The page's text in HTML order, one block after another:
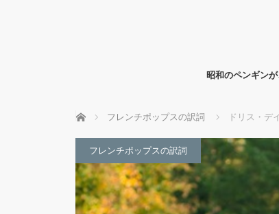
昭和のペンギン
ホーム フレンチポップスの訳詞 ドリス・デ
フレンチポップスの訳詞